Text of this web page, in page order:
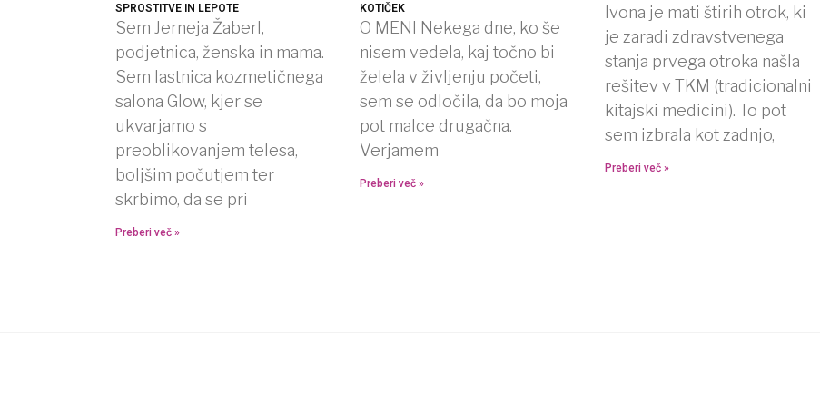
SPROSTITVE IN LEPOTE
Sem Jerneja Žaberl,
podjetnica, ženska in mama.
Sem lastnica kozmetičnega
salona Glow, kjer se
ukvarjamo s
preoblikovanjem telesa,
boljšim počutjem ter
skrbimo, da se pri
Preberi več »
KOTIČEK
O MENI Nekega dne, ko še
nisem vedela, kaj točno bi
želela v življenju početi,
sem se odločila, da bo moja
pot malce drugačna.
Verjamem
Preberi več »
Ivona je mati štirih otrok, ki
je zaradi zdravstvenega
stanja prvega otroka našla
rešitev v TKM (tradicionalni
kitajski medicini). To pot
sem izbrala kot zadnjo,
Preberi več »